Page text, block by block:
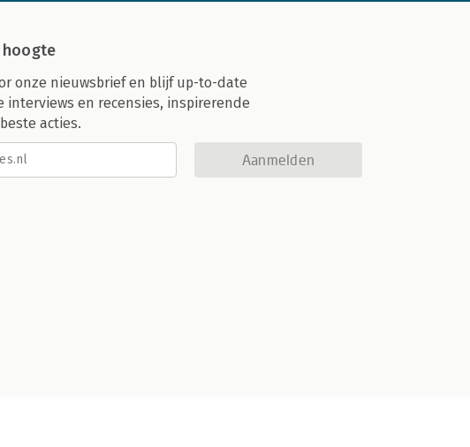
onze nieuwsbrief en blijf up-to-date
interviews en recensies, inspirerende
acties.
Aanmelden